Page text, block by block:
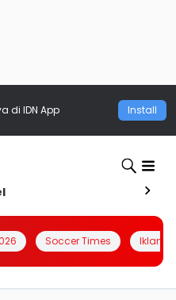
di IDN App Install
Soccer Times Iklanin